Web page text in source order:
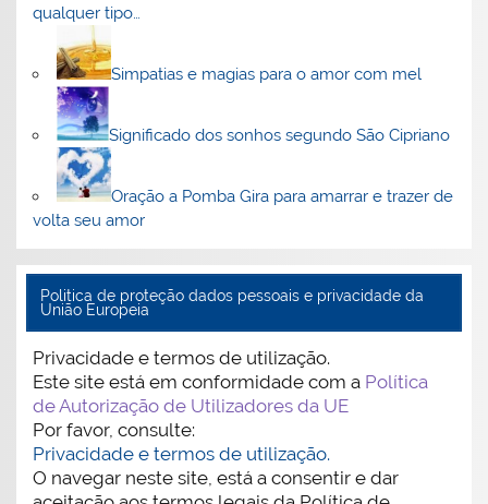
qualquer tipo…
Simpatias e magias para o amor com mel
Significado dos sonhos segundo São Cipriano
Oração a Pomba Gira para amarrar e trazer de
volta seu amor
Politica de proteção dados pessoais e privacidade da
União Europeia
Privacidade e termos de utilização.
Este site está em conformidade com a Política
de Autorização de Utilizadores da UE
Por favor, consulte:
Privacidade e termos de utilização.
O navegar neste site, está a consentir e dar